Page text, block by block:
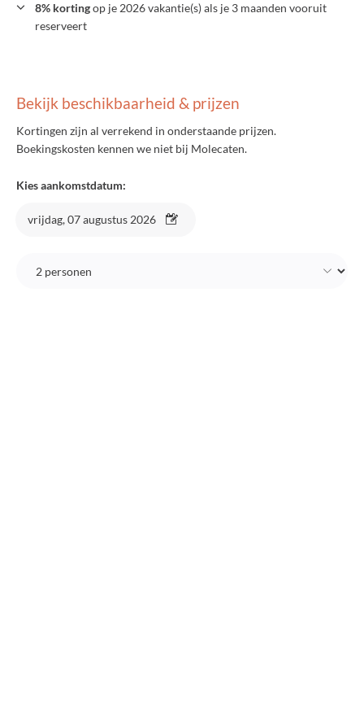
8% kortingop je 2026 vakantie(s) als je 3 maanden vooruit
reserveert
Bekijk beschikbaarheid & prijzen
Kortingen zijn al verrekend in onderstaande prijzen.
Boekingskosten kennen we niet bij Molecaten.
Kies aankomstdatum:
vrijdag, 07 augustus 2026